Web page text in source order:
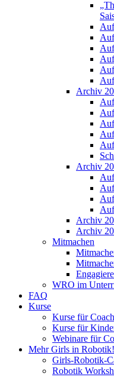
Archiv
Archiv
Archiv
Archiv
Mitmachen
WRO im
FAQ
Kurse
Kurse für
Kurse für
Webinare für
Mehr Girls in Robotik!
Girls-Robotik-
Robotik